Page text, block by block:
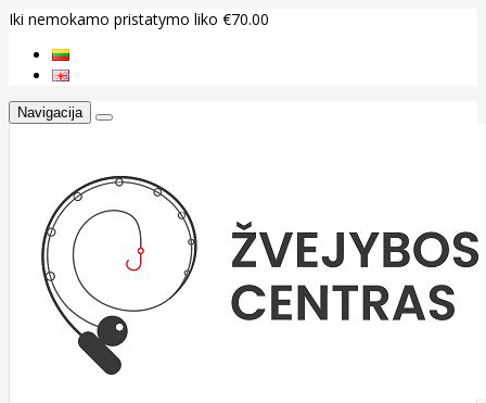
Iki nemokamo pristatymo liko €70.00
Navigacija